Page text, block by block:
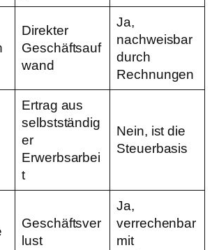
Direkter
Geschäftsauf
wand
Ja,
nachweisbar
durch
Rechnungen
Ertrag aus
selbstständig
er
Erwerbsarbei
t
Nein, ist die
Steuerbasis
Geschäftsver
lust
Ja,
verrechenbar
mit